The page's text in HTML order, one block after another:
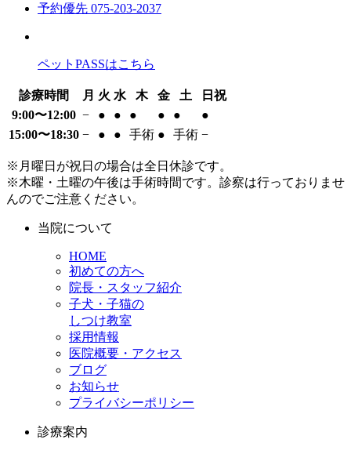
予約優先 075-203-2037
ペットPASSはこちら
診療時間 月 火 水 木 金 土
日祝
9:00〜12:00 − ● ● ● ● ●
●
15:00〜18:30 − ● ● 手術 ● 手術 −
※月曜日が祝日の場合は全日休診です。
※木曜・土曜の午後は手術時間です。診察は行っておりませ
んのでご注意ください。
当院について
HOME
初めての方へ
院長・スタッフ紹介
子犬・子猫の
しつけ教室
採用情報
医院概要・アクセス
ブログ
お知らせ
プライバシーポリシー
診療案内